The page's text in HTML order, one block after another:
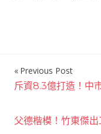
文
章
導
Previous Post
斥資8.3億打造！中
父德楷模！竹東傑